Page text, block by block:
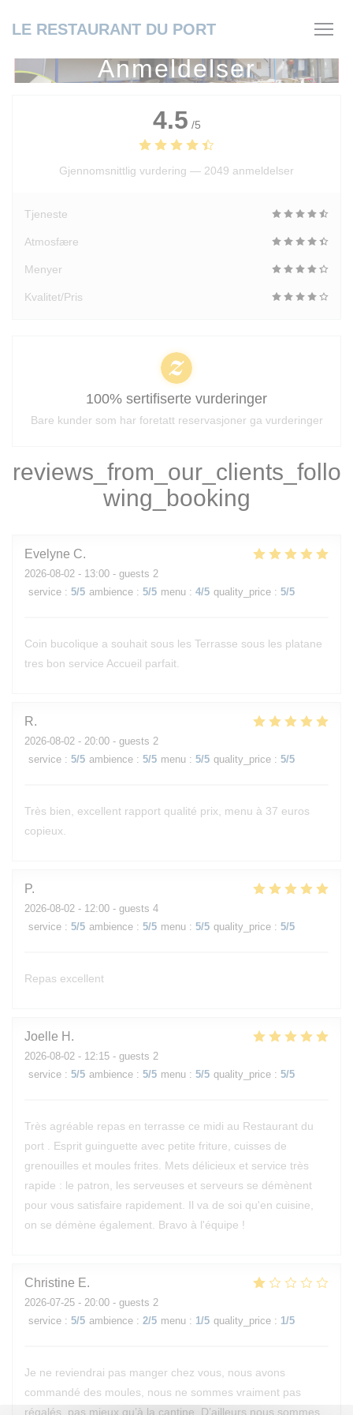
LE RESTAURANT DU PORT
Anmeldelser
reviews_from_our_clients_follo
wing_booking
Evelyne C
2026-08-02 - 13:00 - guests 2
service : 5/5 ambience : 5/5 menu : 4/5 quality_price : 5/5
Coin bucolique a souhait sous les Terrasse sous les platane
tres bon service Accueil parfait.
R
2026-08-02 - 20:00 - guests 2
service : 5/5 ambience : 5/5 menu : 5/5 quality_price : 5/5
Très bien, excellent rapport qualité prix, menu à 37 euros
copieux.
P
2026-08-02 - 12:00 - guests 4
service : 5/5 ambience : 5/5 menu : 5/5 quality_price : 5/5
Repas excellent
Joelle H
2026-08-02 - 12:15 - guests 2
service : 5/5 ambience : 5/5 menu : 5/5 quality_price : 5/5
Très agréable repas en terrasse ce midi au Restaurant du
port . Esprit guinguette avec petite friture, cuisses de
grenouilles et moules frites. Mets délicieux et service très
rapide : le patron, les serveuses et serveurs se démènent
pour vous satisfaire rapidement. Il va de soi qu'en cuisine,
on se démène également. Bravo à l'équipe !
Christine E
2026-07-25 - 20:00 - guests 2
service : 5/5 ambience : 2/5 menu : 1/5 quality_price : 1/5
Je ne reviendrai pas manger chez vous, nous avons
commandé des moules, nous ne sommes vraiment pas
régalés, pas mieux qu’à la cantine. D’ailleurs nous sommes
4.5 /5
Gjennomsnittlig vurdering — 2049 anmeldelser
Tjeneste
Atmosfære
Menyer
Kvalitet/Pris
100% sertifiserte vurderinger
Bare kunder som har foretatt reservasjoner ga vurderinger